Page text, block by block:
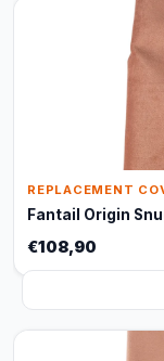
REPLACEMENT
Fantail Origin
€108,90